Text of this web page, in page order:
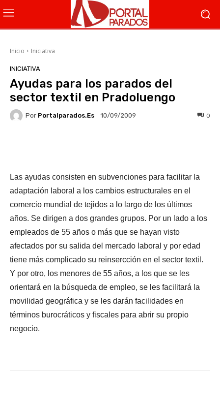
Inicio Iniciativa
INICIATIVA
Ayudas para los parados del
sector textil en Pradoluengo
Por Portalparados.es 10/09/2009 0
Las ayudas consisten en subvenciones para facilitar la
adaptación laboral a los cambios estructurales en el
comercio mundial de tejidos a lo largo de los últimos
años. Se dirigen a dos grandes grupos. Por un lado a los
empleados de 55 años o más que se hayan visto
afectados por su salida del mercado laboral y por edad
tiene más complicado su reinsercción en el sector textil.
Y por otro, los menores de 55 años, a los que se les
orientará en la búsqueda de empleo, se les facilitará la
movilidad geográfica y se les darán facilidades en
términos burocráticos y fiscales para abrir su propio
negocio.